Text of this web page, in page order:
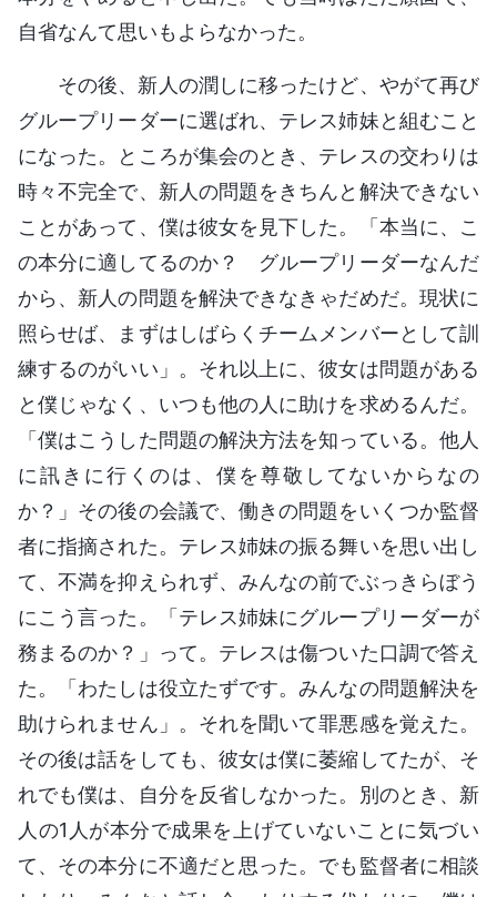
自省なんて思いもよらなかった。
その後、新人の潤しに移ったけど、やがて再び
グループリーダーに選ばれ、テレス姉妹と組むこと
になった。ところが集会のとき、テレスの交わりは
時々不完全で、新人の問題をきちんと解決できない
ことがあって、僕は彼女を見下した。「本当に、こ
の本分に適してるのか？ グループリーダーなんだ
から、新人の問題を解決できなきゃだめだ。現状に
照らせば、まずはしばらくチームメンバーとして訓
練するのがいい」。それ以上に、彼女は問題がある
と僕じゃなく、いつも他の人に助けを求めるんだ。
「僕はこうした問題の解決方法を知っている。他人
に訊きに行くのは、僕を尊敬してないからなの
か？」その後の会議で、働きの問題をいくつか監督
者に指摘された。テレス姉妹の振る舞いを思い出し
て、不満を抑えられず、みんなの前でぶっきらぼう
にこう言った。「テレス姉妹にグループリーダーが
務まるのか？」って。テレスは傷ついた口調で答え
た。「わたしは役立たずです。みんなの問題解決を
助けられません」。それを聞いて罪悪感を覚えた。
その後は話をしても、彼女は僕に萎縮してたが、そ
れでも僕は、自分を反省しなかった。別のとき、新
人の1人が本分で成果を上げていないことに気づい
て、その本分に不適だと思った。でも監督者に相談